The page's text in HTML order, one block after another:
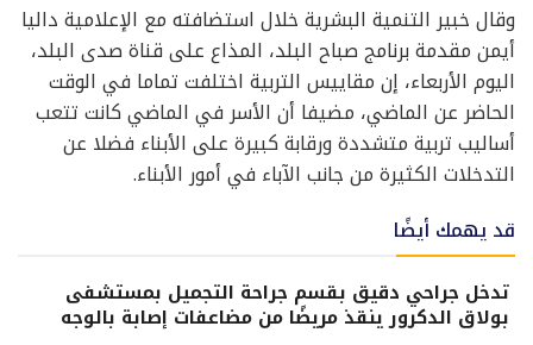
وقال خبير التنمية البشرية خلال استضافته مع الإعلامية داليا
أيمن مقدمة برنامج صباح البلد، المذاع على قناة صدى البلد،
اليوم الأربعاء، إن مقاييس التربية اختلفت تماما في الوقت
الحاضر عن الماضي، مضيفا أن الأسر في الماضي كانت تتعب
أساليب تربية متشددة ورقابة كبيرة على الأبناء فضلا عن
التدخلات الكثيرة من جانب الآباء في أمور الأبناء.
قد يهمك أيضًا
تدخل جراحي دقيق بقسم جراحة التجميل بمستشفى
بولاق الدكرور ينقذ مريضًا من مضاعفات إصابة بالوجه